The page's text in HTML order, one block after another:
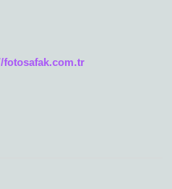
fotosafak.com.tr